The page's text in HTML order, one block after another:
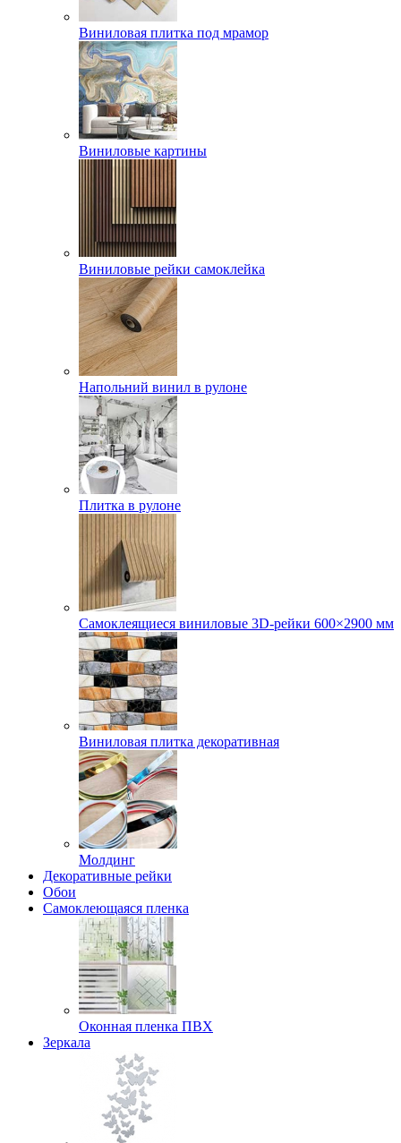
Виниловая плитка под мрамор
Виниловые картины
Виниловые рейки самоклейка
Напольний винил в рулоне
Плитка в рулоне
Самоклеящиеся виниловые 3D‑рейки 600×2900 мм
Виниловая плитка декоративная
Молдинг
Декоративные рейки
Обои
Самоклеющаяся пленка
Оконная пленка ПВХ
Зеркала